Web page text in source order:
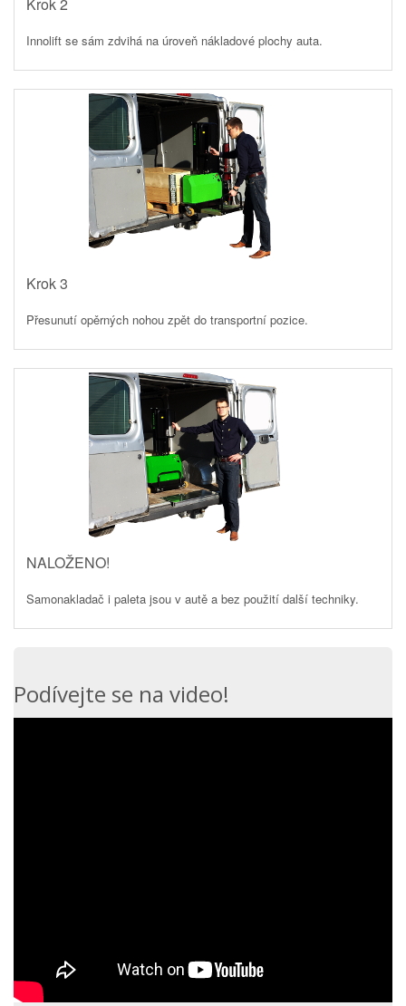
Innolift se sám zdvihá na úroveň nákladové plochy auta.
Krok 3
Přesunutí opěrných nohou zpět do transportní pozice.
NALOŽENO!
Samonakladač i paleta jsou v autě a bez použití další techniky.
Podívejte se na video!